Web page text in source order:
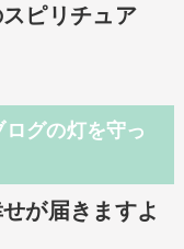
ピリチュア
グの灯を守っ
が届きますよ